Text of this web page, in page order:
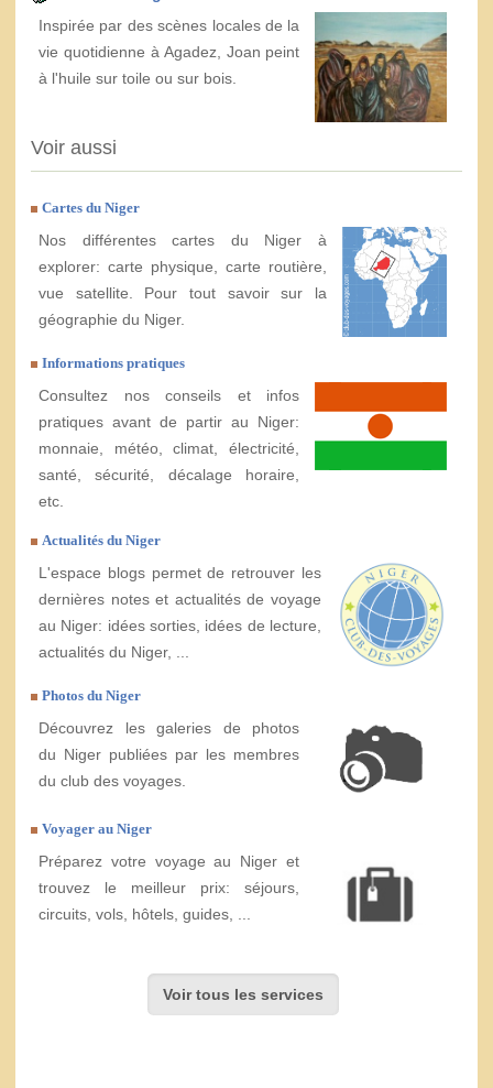
Inspirée par des scènes locales de la
vie quotidienne à Agadez, Joan peint
à l'huile sur toile ou sur bois.
Voir aussi
Cartes du Niger
Nos différentes cartes du Niger à
explorer: carte physique, carte routière,
vue satellite. Pour tout savoir sur la
géographie du Niger.
Informations pratiques
Consultez nos conseils et infos
pratiques avant de partir au Niger:
monnaie, météo, climat, électricité,
santé, sécurité, décalage horaire,
etc.
Actualités du Niger
L'espace blogs permet de retrouver les
dernières notes et actualités de voyage
au Niger: idées sorties, idées de lecture,
actualités du Niger, ...
Photos du Niger
Découvrez les galeries de photos
du Niger publiées par les membres
du club des voyages.
Voyager au Niger
Préparez votre voyage au Niger et
trouvez le meilleur prix: séjours,
circuits, vols, hôtels, guides, ...
Voir tous les services